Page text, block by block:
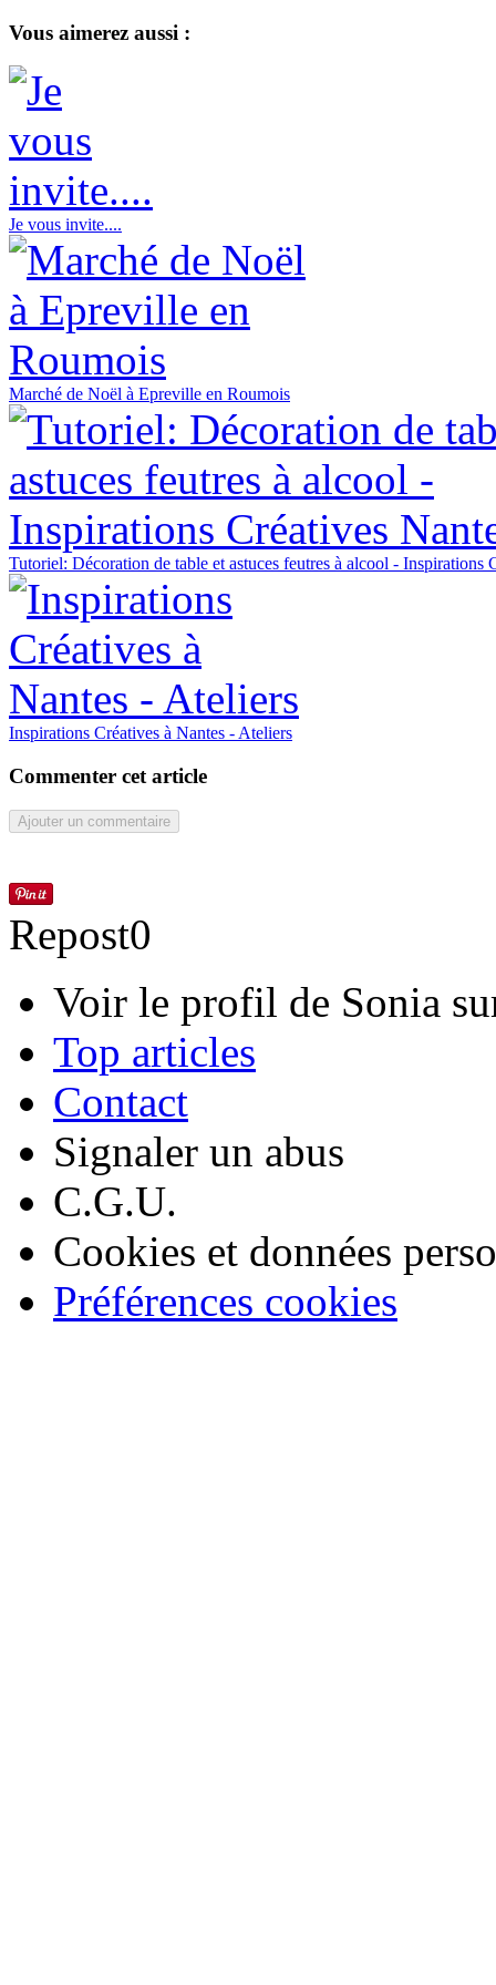
Vous aimerez aussi :
Je vous invite....
Marché de Noël à Epreville en Roumois
Tutoriel: Décoration de table et astuces feutres à alcool - Inspirations
Inspirations Créatives à Nantes - Ateliers
Commenter cet article
Ajouter un commentaire
Repost0
Voir le profil de Sonia
Top articles
Contact
Signaler un abus
C.G.U.
Cookies et données
Préférences cookies